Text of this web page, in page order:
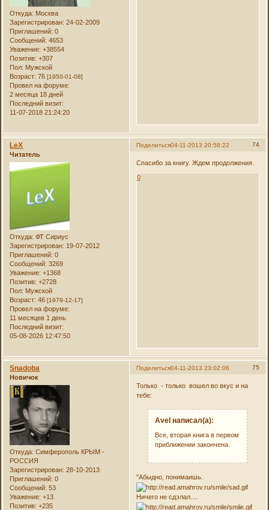
Откуда: Москва
Зарегистрирован: 24-02-2009
Приглашений: 0
Сообщений: 4653
Уважение: +38554
Позитив: +307
Пол: Мужской
Возраст: 76[1950-01-08]
Провел на форуме:
2 месяца 18 дней
Последний визит:
11-07-2018 21:24:20
Поделиться 74
04-11-2013 20:58:22
LeX
Читатель
Откуда: ФТ Сириус
Зарегистрирован: 19-07-2012
Приглашений: 0
Сообщений: 3269
Уважение: +1368
Позитив: +2728
Пол: Мужской
Возраст: 46[1979-12-17]
Провел на форуме:
11 месяцев 1 день
Последний визит:
05-08-2026 12:47:50
Спасибо за книгу. Ждем продолжения.
0
Поделиться 75
04-11-2013 23:02:06
Snadoba
Новичок
Откуда: Симферополь КРЫМ -
РОССИЯ
Зарегистрирован: 28-10-2013
Приглашений: 0
Сообщений: 53
Уважение: +13
Позитив: +235
Только - только вошел во вкус и на
тебе:
Avel написал(а):
Все, вторая книга в первом
приближении закончена.
"Абыдно, понимаишь.
Ничего не сдэлал....